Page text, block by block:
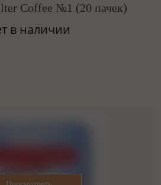
Coffee №1 (20 пачек)
в наличии